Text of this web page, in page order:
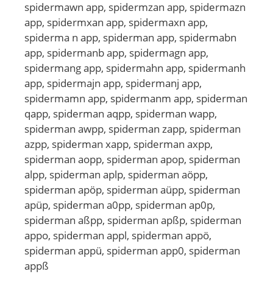
spidermawn app, spidermzan app, spidermazn
app, spidermxan app, spidermaxn app,
spiderma n app, spiderman app, spidermabn
app, spidermanb app, spidermagn app,
spidermang app, spidermahn app, spidermanh
app, spidermajn app, spidermanj app,
spidermamn app, spidermanm app, spiderman
qapp, spiderman aqpp, spiderman wapp,
spiderman awpp, spiderman zapp, spiderman
azpp, spiderman xapp, spiderman axpp,
spiderman aopp, spiderman apop, spiderman
alpp, spiderman aplp, spiderman aöpp,
spiderman apöp, spiderman aüpp, spiderman
apüp, spiderman a0pp, spiderman ap0p,
spiderman aßpp, spiderman apßp, spiderman
appo, spiderman appl, spiderman appö,
spiderman appü, spiderman app0, spiderman
appß